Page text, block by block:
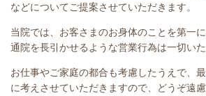
などについてご提案させていただきます。
当院では、お客さまのお身体のことを第一
通院を長引かせるような営業行為は一切いた
お仕事やご家庭の都合も考慮したうえで、
に考えさせていただきますので、どうぞ遠